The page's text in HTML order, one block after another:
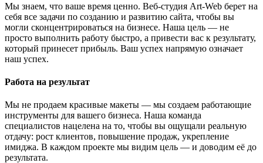
Мы знаем, что ваше время ценно. Веб-студия Art-Web берет на
себя все задачи по созданию и развитию сайта, чтобы вы
могли сконцентрироваться на бизнесе. Наша цель — не
просто выполнить работу быстро, а привести вас к результату,
который принесет прибыль. Ваш успех напрямую означает
наш успех.
Работа на результат
Мы не продаем красивые макеты — мы создаем работающие
инструменты для вашего бизнеса. Наша команда
специалистов нацелена на то, чтобы вы ощущали реальную
отдачу: рост клиентов, повышение продаж, укрепление
имиджа. В каждом проекте мы видим цель — и доводим её до
результата.